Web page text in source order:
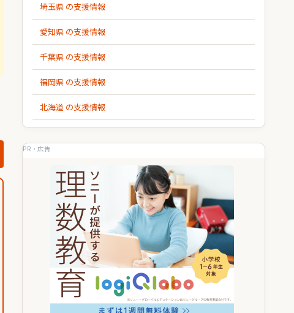
埼玉県 の支援情報
愛知県 の支援情報
千葉県 の支援情報
福岡県 の支援情報
北海道 の支援情報
PR・広告